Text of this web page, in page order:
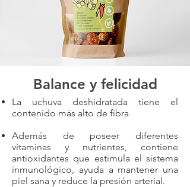
Balance y felicidad
La uchuva deshidratada tiene el
contenido más alto de fibra
Además de poseer diferentes
vitaminas y nutrientes, contiene
antioxidantes que estimula el sistema
inmunológico, ayuda a mantener una
piel sana y reduce la presión arterial.